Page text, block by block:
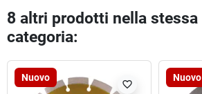
8 altri prodotti nella stessa
categoria:
Nuovo
favorite_border
Nuovo